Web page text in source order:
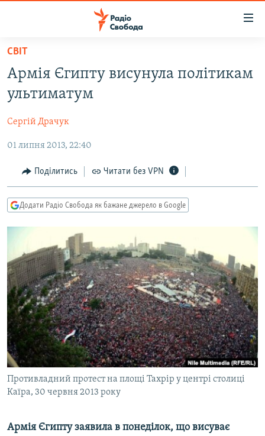
Перейти
основного
матеріалу
Перейти
до
навігації
Перейти
пошуку
ВСЕ ЗА ДОБУ
ПОЛІТИКА
ЕКОНОМІКА
СУСПІЛЬСТВО
СПОРТ
СВІТ
ВІЙНА
РОСІЙСЬКА «ФІЛЬТРАЦІЯ»
ДОНБАС.РЕАЛІЇ
КРИМ.РЕАЛІЇ
ТИ ЯК?
КИТАЙ.ВИКЛИКИ
МУЛЬТИМЕДІА
ФОТО
СПЕЦПРОЄКТИ
ПОДКАСТИ
РУС
КТАТ
СВІТ
Армія Єгипту висунула політикам
ультиматум
Сергій Драчук
01 липня 2013, 22:40
Поділитись Читати без VPN
Додати Радіо Свобода як бажане джерело в Google
Противладний протест на площі Тахрір у центрі столиці
Каїра, 30 червня 2013 року
Армія Єгипту заявила в понеділок, що висуває